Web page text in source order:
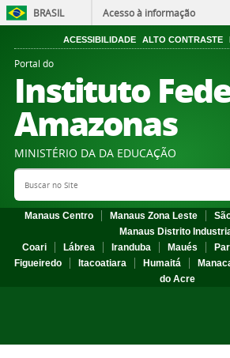
BRASIL Acesso à informação
ACESSIBILIDADE ALTO CONTRASTE
Portal do
Instituto
Amazonas
MINISTÉRIO DA DA EDUCAÇÃO
Search Site
Manaus Centro Manaus Zona Leste
Manaus Distrito
Coari
Lábrea Iranduba Maués
Figueiredo
Itacoatiara Humaitá
do Acre